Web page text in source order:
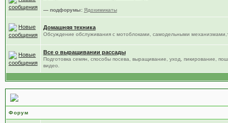
— подфорумы: Ядохимикаты
Домашняя техника
Обсуждение обслуживания с мотоблоками, самодельными
Все о выращивании рассады
Подготовка семян, способы посева, выращивание, уход, пикирование,
видео.
Форум